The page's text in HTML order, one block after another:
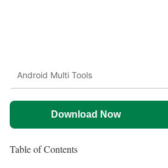
Android Multi Tools
Download Now
Table of Contents